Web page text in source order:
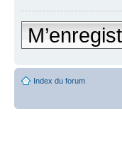
Index du forum